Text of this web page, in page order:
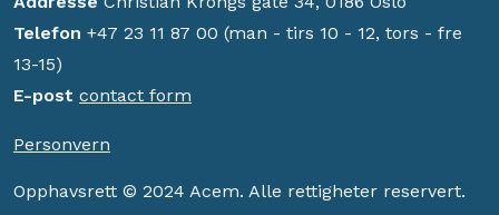
Telefon +47 23 11 87 00 (man - tirs 10 - 12, tors - fre
13-15)
E-post contact form
Personvern
Opphavsrett © 2024 Acem. Alle rettigheter reservert.